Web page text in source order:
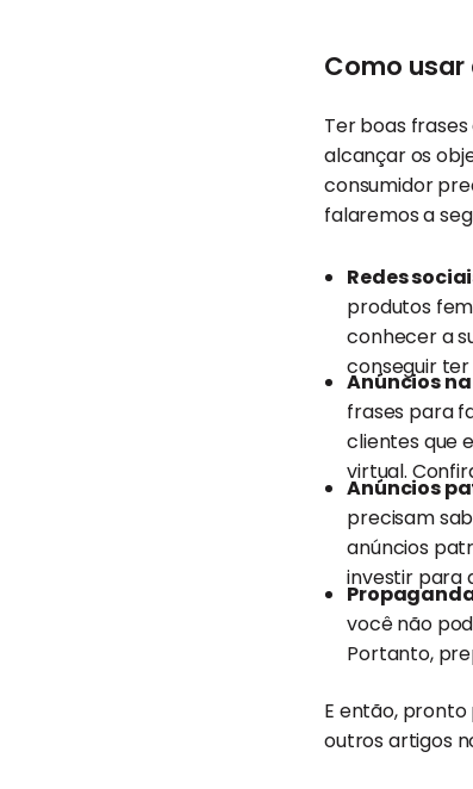
Como
Ter boas
alcançar os
consumidor
falaremos a
Redes
produtos
conhecer a
conseguir
Anúncios
frases para
clientes que
virtual.
Anúncios
precisam
anúncios
investir para
você não
Portanto,
E então,
outros artigos